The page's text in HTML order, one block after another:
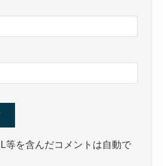
等を含んだコメントは自動で